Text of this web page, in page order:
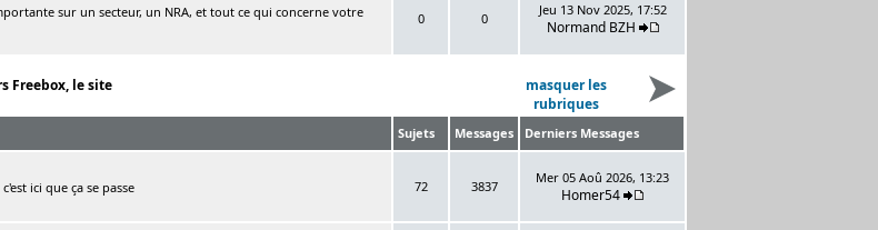
sur un secteur, un NRA, et tout ce qui concerne votre
0 0
Jeu 13 Nov 2025, 17:52
Normand BZH
Freebox, le site
masquer les
rubriques
Sujets Messages Derniers Messages
ici que ça se passe 72 3837
Mer 05 Aoû 2026, 13:23
Homer54